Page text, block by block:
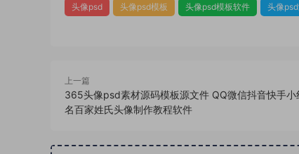
头像psd 头像psd模板 头像psd模板软件 头像
上一篇
365头像psd素材源码模板源文件 QQ微信抖音快手小
名百家姓氏头像制作教程软件